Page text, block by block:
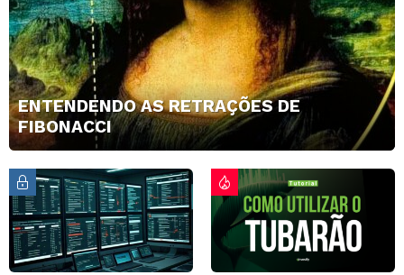
ENTENDENDO AS RETRAÇÕES DE
FIBONACCI